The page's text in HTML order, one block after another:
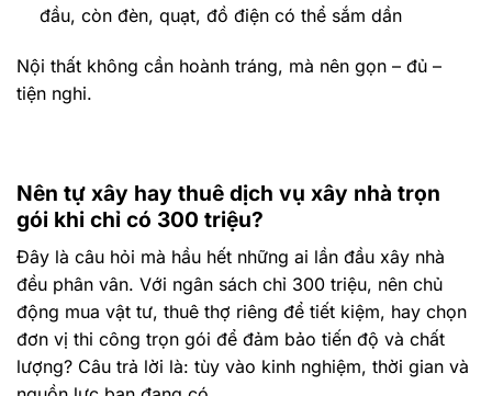
đầu, còn đèn, quạt, đồ điện có thể sắm dần
Nội thất không cần hoành tráng, mà nên gọn – đủ –
tiện nghi.
Nên tự xây hay thuê dịch vụ xây nhà trọn
gói khi chỉ có 300 triệu?
Đây là câu hỏi mà hầu hết những ai lần đầu xây nhà
đều phân vân. Với ngân sách chỉ 300 triệu, nên chủ
động mua vật tư, thuê thợ riêng để tiết kiệm, hay chọn
đơn vị thi công trọn gói để đảm bảo tiến độ và chất
lượng? Câu trả lời là: tùy vào kinh nghiệm, thời gian và